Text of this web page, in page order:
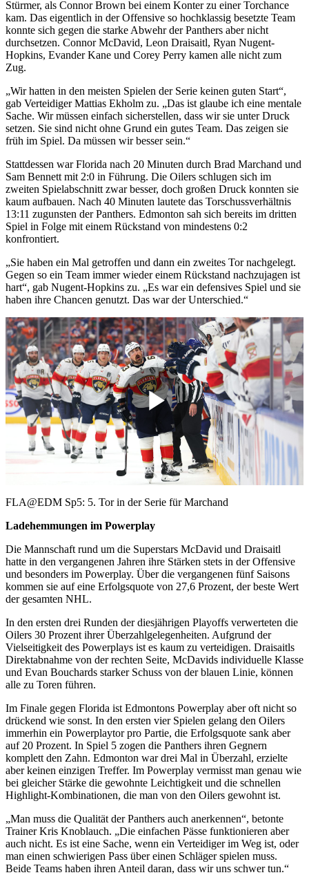
Stürmer, als Connor Brown bei einem Konter zu einer Torchance
kam. Das eigentlich in der Offensive so hochklassig besetzte Team
konnte sich gegen die starke Abwehr der Panthers aber nicht
durchsetzen. Connor McDavid, Leon Draisaitl, Ryan Nugent-
Hopkins, Evander Kane und Corey Perry kamen alle nicht zum
Zug.
„Wir hatten in den meisten Spielen der Serie keinen guten Start“,
gab Verteidiger Mattias Ekholm zu. „Das ist glaube ich eine mentale
Sache. Wir müssen einfach sicherstellen, dass wir sie unter Druck
setzen. Sie sind nicht ohne Grund ein gutes Team. Das zeigen sie
früh im Spiel. Da müssen wir besser sein.“
Stattdessen war Florida nach 20 Minuten durch Brad Marchand und
Sam Bennett mit 2:0 in Führung. Die Oilers schlugen sich im
zweiten Spielabschnitt zwar besser, doch großen Druck konnten sie
kaum aufbauen. Nach 40 Minuten lautete das Torschussverhältnis
13:11 zugunsten der Panthers. Edmonton sah sich bereits im dritten
Spiel in Folge mit einem Rückstand von mindestens 0:2
konfrontiert.
„Sie haben ein Mal getroffen und dann ein zweites Tor nachgelegt.
Gegen so ein Team immer wieder einem Rückstand nachzujagen ist
hart“, gab Nugent-Hopkins zu. „Es war ein defensives Spiel und sie
haben ihre Chancen genutzt. Das war der Unterschied.“
Play
Video
FLA@EDM Sp5: 5. Tor in der Serie für Marchand
Ladehemmungen im Powerplay
Die Mannschaft rund um die Superstars McDavid und Draisaitl
hatte in den vergangenen Jahren ihre Stärken stets in der Offensive
und besonders im Powerplay. Über die vergangenen fünf Saisons
kommen sie auf eine Erfolgsquote von 27,6 Prozent, der beste Wert
der gesamten NHL.
In den ersten drei Runden der diesjährigen Playoffs verwerteten die
Oilers 30 Prozent ihrer Überzahlgelegenheiten. Aufgrund der
Vielseitigkeit des Powerplays ist es kaum zu verteidigen. Draisaitls
Direktabnahme von der rechten Seite, McDavids individuelle Klasse
und Evan Bouchards starker Schuss von der blauen Linie, können
alle zu Toren führen.
Im Finale gegen Florida ist Edmontons Powerplay aber oft nicht so
drückend wie sonst. In den ersten vier Spielen gelang den Oilers
immerhin ein Powerplaytor pro Partie, die Erfolgsquote sank aber
auf 20 Prozent. In Spiel 5 zogen die Panthers ihren Gegnern
komplett den Zahn. Edmonton war drei Mal in Überzahl, erzielte
aber keinen einzigen Treffer. Im Powerplay vermisst man genau wie
bei gleicher Stärke die gewohnte Leichtigkeit und die schnellen
Highlight-Kombinationen, die man von den Oilers gewohnt ist.
„Man muss die Qualität der Panthers auch anerkennen“, betonte
Trainer Kris Knoblauch. „Die einfachen Pässe funktionieren aber
auch nicht. Es ist eine Sache, wenn ein Verteidiger im Weg ist, oder
man einen schwierigen Pass über einen Schläger spielen muss.
Beide Teams haben ihren Anteil daran, dass wir uns schwer tun.“